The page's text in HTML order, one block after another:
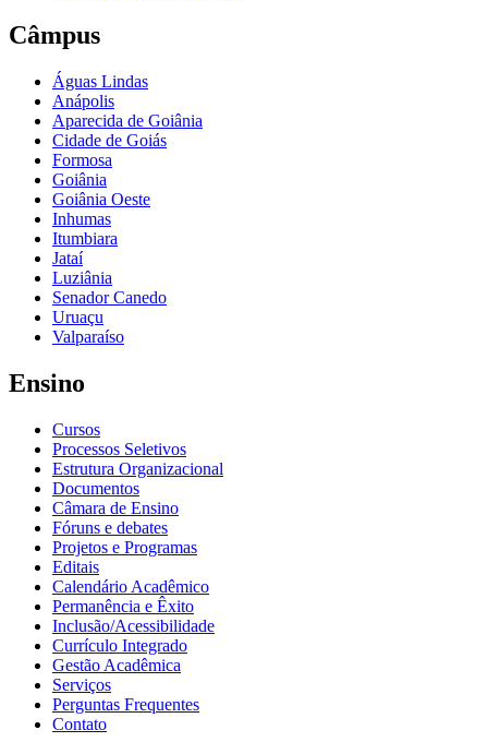
Câmpus
Águas Lindas
Anápolis
Aparecida de Goiânia
Cidade de Goiás
Formosa
Goiânia
Goiânia Oeste
Inhumas
Itumbiara
Jataí
Luziânia
Senador Canedo
Uruaçu
Valparaíso
Ensino
Cursos
Processos Seletivos
Estrutura Organizacional
Documentos
Câmara de Ensino
Fóruns e debates
Projetos e Programas
Editais
Calendário Acadêmico
Permanência e Êxito
Inclusão/Acessibilidade
Currículo Integrado
Gestão Acadêmica
Serviços
Perguntas Frequentes
Contato